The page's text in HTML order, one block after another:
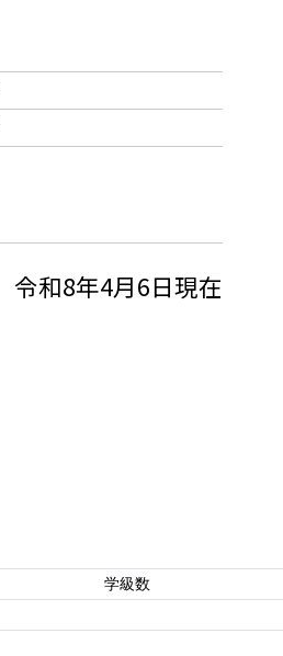
令和8年4月6日現在
学級数